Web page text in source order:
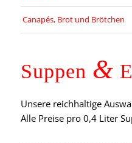
Canapés, Brot und Brötchen
Suppen &
Unsere reichhaltige
Alle Preise pro 0,4 Liter